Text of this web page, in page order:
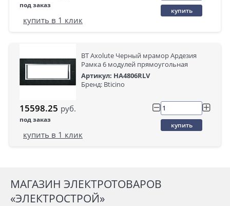
под заказ
купить
купить в 1 клик
BT Axolute Черный мрамор Ардезия
Рамка 6 модулей прямоугольная
Артикул: HA4806RLV
Бренд: Bticino
15598.25 руб.
под заказ
купить
купить в 1 клик
МАГАЗИН ЭЛЕКТРОТОВАРОВ
«ЭЛЕКТРОСТРОЙ»